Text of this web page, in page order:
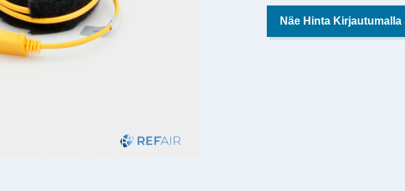
Näe Hinta Kirjautumalla